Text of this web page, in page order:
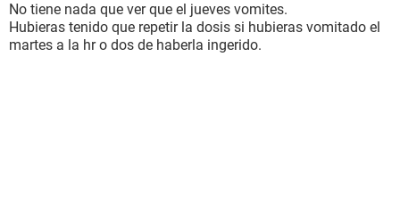
No tiene nada que ver que el jueves vomites.
Hubieras tenido que repetir la dosis si hubieras vomitado el
martes a la hr o dos de haberla ingerido.